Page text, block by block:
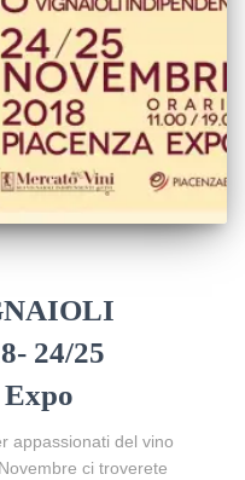
24/25
Expo
appassionati del vino
ci troverete